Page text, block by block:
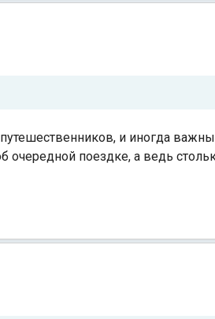
и иногда
очередной поездке, а ведь